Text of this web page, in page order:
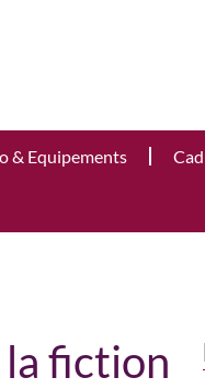
& Equipements
fiction